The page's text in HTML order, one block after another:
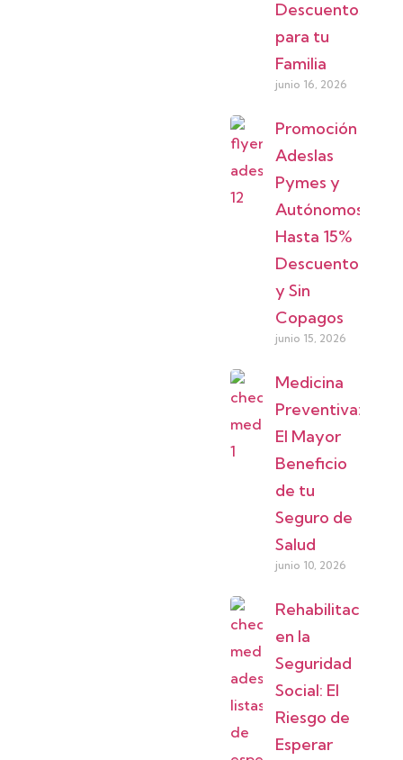
Descuentos
para tu
Familia
junio 16, 2026
Promoción
Adeslas
Pymes y
Autónomos:
Hasta 15%
Descuento
y Sin
Copagos
junio 15, 2026
Medicina
Preventiva:
El Mayor
Beneficio
de tu
Seguro de
Salud
junio 10, 2026
Rehabilitación
en la
Seguridad
Social: El
Riesgo de
Esperar